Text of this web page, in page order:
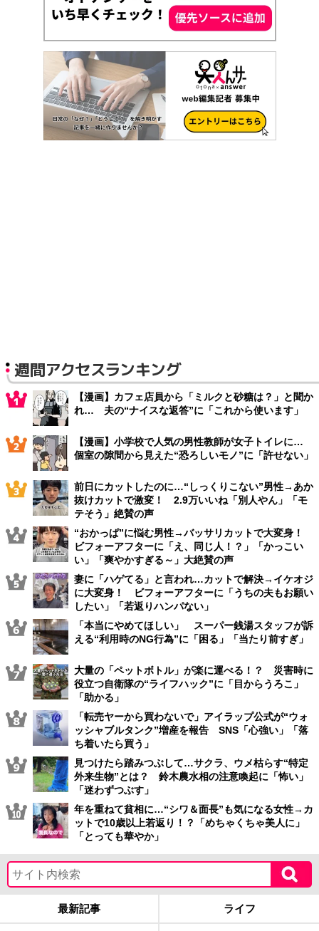
週間アクセスランキング
【漫画】カフェ店員から「ミルクと砂糖は？」と聞か
れ… 夫の“ナイスな返答”に「これから使います」
【漫画】小学校で人気の男性教師が女子トイレに…
個室の隙間から見えた“恐ろしいモノ”に「許せない」
前日にカットしたのに…“しっくりこない”男性→あか
抜けカットで激変！ 2.9万いいね「別人やん」「モ
テそう」絶賛の声
“おかっぱ”に悩む男性→バッサリカットで大変身！
ビフォーアフターに「え、同じ人！？」「かっこい
い」「爽やかすぎる～」大絶賛の声
妻に「ハゲてる」と言われ…カットで解決→イケオジ
に大変身！ ビフォーアフターに「うちの夫もお願い
したい」「若返りハンパない」
「本当にやめてほしい」 スーパー銭湯スタッフが訴
える“利用時のNG行為”に「困る」「当たり前すぎ」
大量の「ペットボトル」が楽に運べる！？ 災害時に
役立つ自衛隊の“ライフハック”に「目からうろこ」
「助かる」
「転売ヤーから買わないで」アイラップ公式が“ウォ
ッシャブルタンク”増産を報告 SNS「心強い」「落
ち着いたら買う」
見つけたら踏みつぶして…サクラ、ウメ枯らす“特定
外来生物”とは？ 鈴木農水相の注意喚起に「怖い」
「迷わずつぶす」
年を重ねて貧相に…“シワ＆面長”も気になる女性→カ
ットで10歳以上若返り！？「めちゃくちゃ美人に」
「とっても華やか」
最新記事 ライフ